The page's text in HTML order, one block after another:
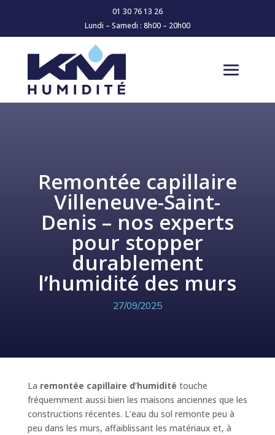
01 30 76 13 26
Lundi – Samedi : 8h00 – 20h00
Remontée capillaire
Villeneuve-Saint-
Denis – nos experts
pour stopper
durablement
l’humidité des murs
27/09/2025
La remontée capillaire d’humidité touche
fréquemment aussi bien les maisons anciennes que les
constructions récentes. L’eau du sol remonte peu à
peu dans les murs, affaiblissant les matériaux et, à